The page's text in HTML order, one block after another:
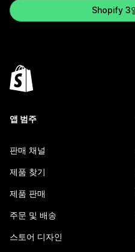
Shopify 3
앱 범주
판매 채널
제품 찾기
제품 판매
주문 및 배송
스토어 디자인